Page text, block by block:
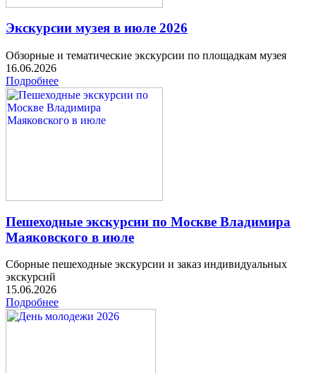
Экскурсии музея в июле 2026
Обзорные и тематические экскурсии по площадкам музея
16.06.2026
Подробнее
Пешеходные экскурсии по Москве Владимира
Маяковского в июле
Сборные пешеходные экскурсии и заказ индивидуальных
экскурсий
15.06.2026
Подробнее